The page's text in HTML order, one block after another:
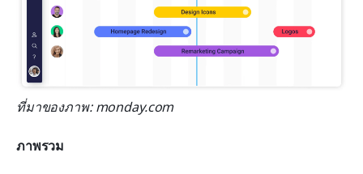
ที่มาของภาพ: monday.com
ภาพรวม